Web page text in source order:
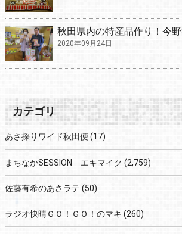
秋田県内の特産品作り！今
2020年09月24日
カテゴリ
あさ採りワイド秋田便 (17)
まちなかSESSION エキマイク (2,759)
佐藤有希のあさラテ (50)
ラジオ快晴ＧＯ！ＧＯ！のマキ (260)